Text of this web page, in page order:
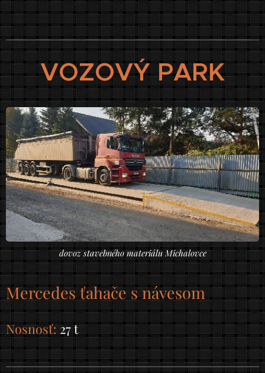
VOZOVÝ PARK
dovoz stavebného materiálu Michalovce
Mercedes ťahače s návesom
Nosnosť:27 t